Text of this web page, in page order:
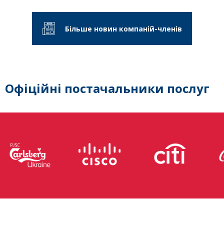
Більше новин компаній-членів
Офіційні постачальники послуг